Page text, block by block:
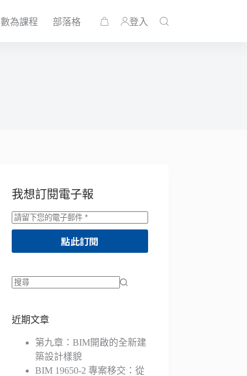
數為課程 部落格
購
登入
我想訂閱電子報
點此訂閱
到
近期文章
第九章：BIM開啟的全新建
築設計樣貌
BIM 19650-2 專案移交：從